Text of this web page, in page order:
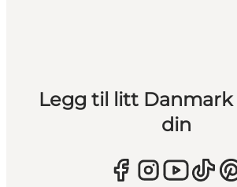
Legg til litt Danmark
din